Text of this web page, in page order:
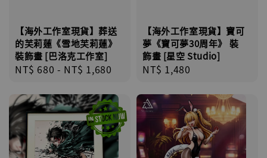
【海外工作室現貨】葬送
的芙莉蓮《雪地芙莉蓮》
裝飾畫 [巴洛克工作室]
Regular
NT$ 680 - NT$ 1,680
【海外工作室現貨】寶可
夢《寶可夢30周年》 裝
飾畫 [星空 Studio]
Regular
NT$ 1,480